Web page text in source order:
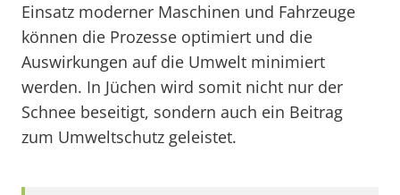
Einsatz moderner Maschinen und Fahrzeuge
können die Prozesse optimiert und die
Auswirkungen auf die Umwelt minimiert
werden. In Jüchen wird somit nicht nur der
Schnee beseitigt, sondern auch ein Beitrag
zum Umweltschutz geleistet.